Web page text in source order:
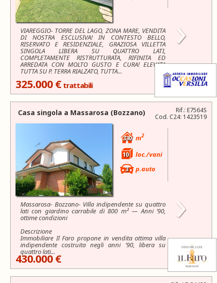
VIAREGGIO- TORRE DEL LAGO, ZONA MARE, VENDITA
DI NOSTRA ESCLUSIVA! IN CONTESTO BELLO,
RISERVATO E RESIDENZIALE, GRAZIOSA VILLETTA
SINGOLA LIBERA SU QUATTRO LATI,
COMPLETAMENTE RISTRUTTURATA, RIFINITA ED
ARREDATA CON MOLTO GUSTO E CURA! ELEVATA
TUTTA SU P. TERRA RIALZATO, TUTTA...
›
325.000 € trattabili
Rif.: E7564S
Cod. C24: 1423519
Casa singola a Massarosa (Bozzano)
330 m2
10
loc./vani
3
p.auto
Massarosa- Bozzano- Villa indipendente su quattro
lati con giardino carrabile di 800 m² — Anni ’90,
ottime condizioni
Descrizione
Immobiliare Il Faro propone in vendita ottima villa
indipendente costruita negli anni ’90, libera su
quattro lati...
›
430.000 €